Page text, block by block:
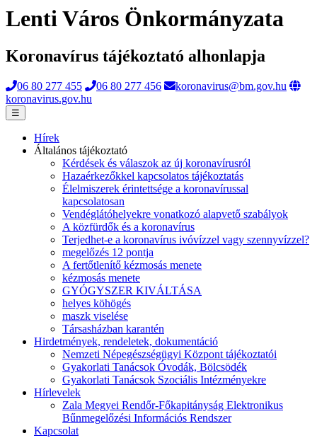
Lenti Város Önkormányzata
Koronavírus tájékoztató alhonlapja
06 80 277 455 06 80 277 456
koronavirus@bm.gov.hu
koronavirus.gov.hu
☰
Hírek
Általános tájékoztató
Kérdések és válaszok az új koronavírusról
Hazaérkezőkkel kapcsolatos tájékoztatás
Élelmiszerek érintettsége a koronavírussal
kapcsolatosan
Vendéglátóhelyekre vonatkozó alapvető szabályok
A közfürdők és a koronavírus
Terjedhet-e a koronavírus ivóvízzel vagy szennyvízzel?
megelőzés 12 pontja
A fertőtlenítő kézmosás menete
kézmosás menete
GYÓGYSZER KIVÁLTÁSA
helyes köhögés
maszk viselése
Társasházban karantén
Hirdetmények, rendeletek, dokumentáció
Nemzeti Népegészségügyi Központ tájékoztatói
Gyakorlati Tanácsok Óvodák, Bölcsödék
Gyakorlati Tanácsok Szociális Intézményekre
Hírlevelek
Zala Megyei Rendőr-Főkapitányság Elektronikus
Bűnmegelőzési Információs Rendszer
Kapcsolat